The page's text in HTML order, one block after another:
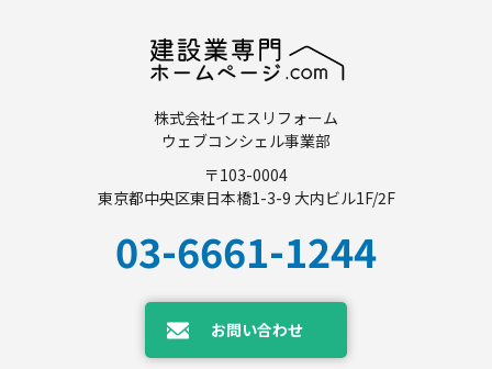
株式会社イエスリフォーム
ウェブコンシェル事業部
〒103-0004
東京都中央区東日本橋1-3-9 大内ビル1F/2F
03-6661-1244
お問い合わせ